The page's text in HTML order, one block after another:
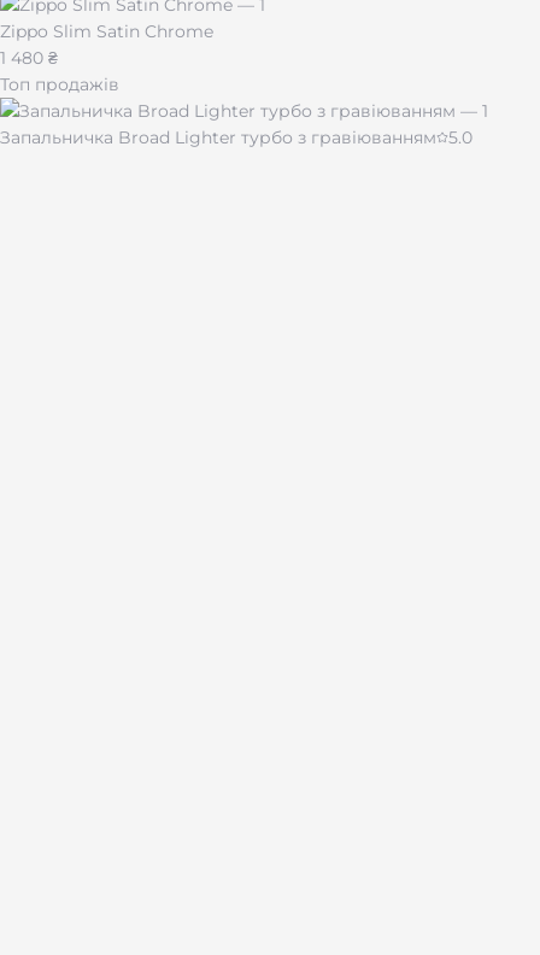
Zippo Slim Satin Chrome
1 480 ₴
Топ продажів
Запальничка Broad Lighter турбо з гравіюванням
5.0